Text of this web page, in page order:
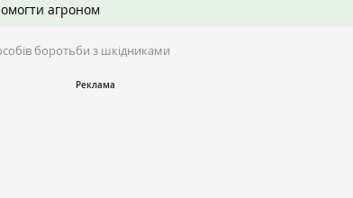
агроном
боротьби з шкідниками